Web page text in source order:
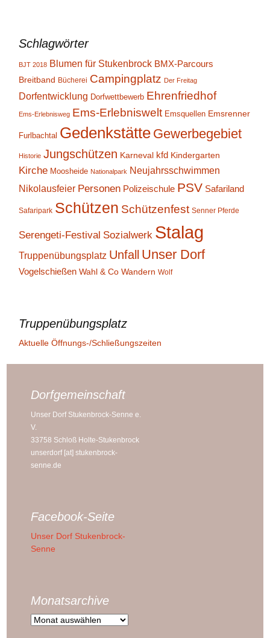
Schlagwörter
BJT 2018 Blumen für Stukenbrock BMX-Parcours
Breitband Bücherei Campingplatz Der Freitag
Dorfentwicklung Dorfwettbewerb Ehrenfriedhof
Ems-Erlebnisweg Ems-Erlebniswelt Emsquellen Emsrenner
Furlbachtal Gedenkstätte Gewerbegebiet
Historie Jungschützen Karneval kfd Kindergarten
Kirche Moosheide Nationalpark Neujahrsschwimmen
Nikolausfeier Personen Polizeischule PSV Safariland
Safaripark Schützen Schützenfest Senner Pferde
Serengeti-Festival Sozialwerk Stalag
Truppenübungsplatz Unfall Unser Dorf
Vogelschießen Wahl & Co Wandern Wolf
Truppenübungsplatz
Aktuelle Öffnungs-/Schließungszeiten
Dorfgemeinschaft
Unser Dorf Stukenbrock-Senne e.
V.
33758 Schloß Holte-Stukenbrock
unserdorf [at] stukenbrock-
senne.de
Facebook-Seite
Unser Dorf Stukenbrock-
Senne
Monatsarchive
Monatsarchive